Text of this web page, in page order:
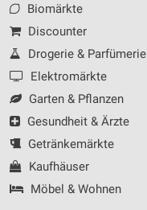
Biomärkte
Discounter
Drogerie & Parfümerie
Elektromärkte
Garten & Pflanzen
Gesundheit & Ärzte
Getränkemärkte
Kaufhäuser
Möbel & Wohnen